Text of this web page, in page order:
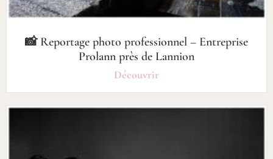
📸 Reportage photo professionnel – Entreprise
Prolann près de Lannion
Découvrir